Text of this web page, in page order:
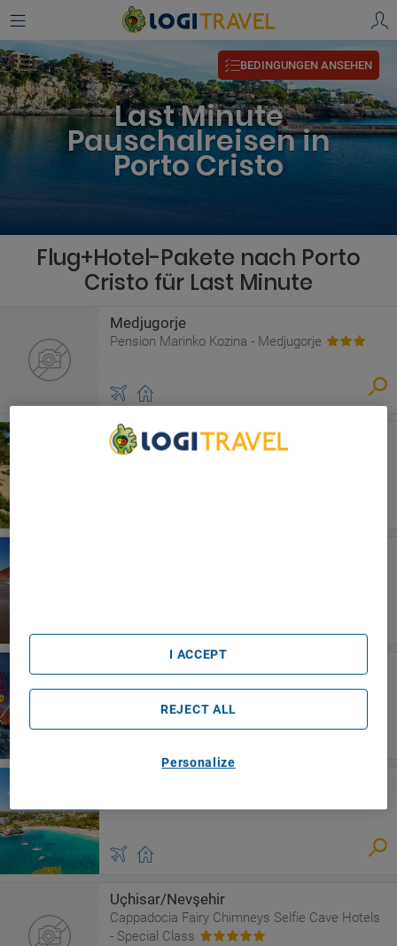
Last Minute
Pauschalreisen in
Porto Cristo
BEDINGUNGEN ANSEHEN
Flug+Hotel-Pakete nach Porto
Cristo für Last Minute
Medjugorje
Pension Marinko Kozina - Medjugorje
Costa Dorada
PortAventura Hotel PortAventura
PortAventura World
PortAventura Hotel Gold River
Uçhisar/Nevşehir
Cappadocia Fairy Chimneys Selfie Cave Hotels
- Special Class
Personalize
REJECT ALL
I ACCEPT